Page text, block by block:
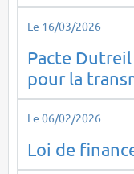
Le 16/03/2026
Pacte
pour la
Le 06/02/2026
Loi de